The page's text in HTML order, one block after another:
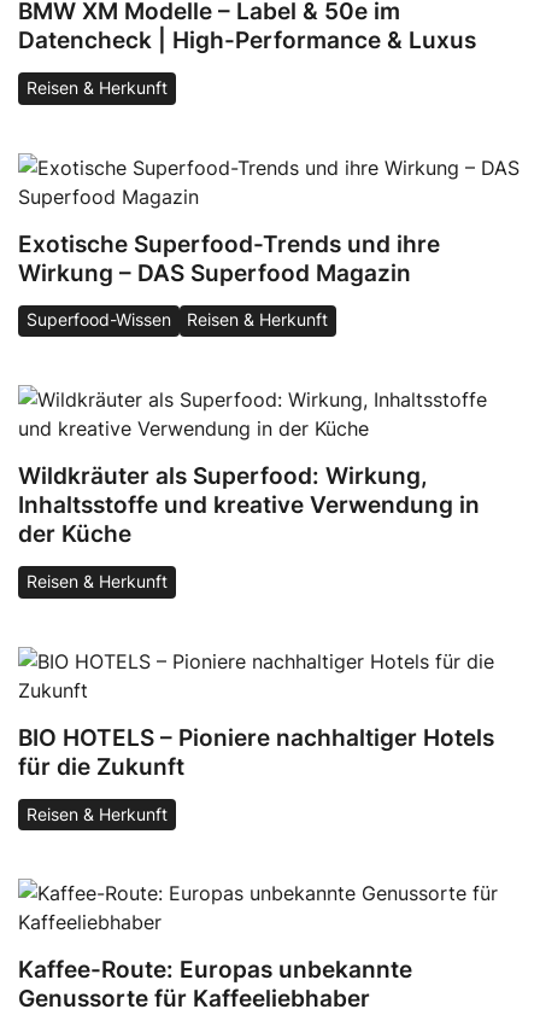
BMW XM Modelle – Label & 50e im
Datencheck | High-Performance & Luxus
Reisen & Herkunft
Exotische Superfood-Trends und ihre
Wirkung – DAS Superfood Magazin
Superfood-Wissen Reisen & Herkunft
Wildkräuter als Superfood: Wirkung,
Inhaltsstoffe und kreative Verwendung in
der Küche
Reisen & Herkunft
BIO HOTELS – Pioniere nachhaltiger Hotels
für die Zukunft
Reisen & Herkunft
Kaffee-Route: Europas unbekannte
Genussorte für Kaffeeliebhaber